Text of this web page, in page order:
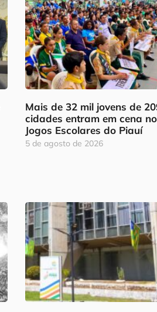
Mais de 32 mil jovens de
cidades entram em cena
Jogos Escolares do Piauí
5 de agosto de 2026